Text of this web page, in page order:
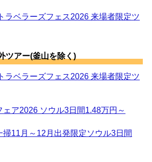
ラベラーズフェス2026 来場者限定ツ
ツアー(釜山を除く)
ラベラーズフェス2026 来場者限定ツ
ェア2026 ソウル3日間1.48万円～
掃11月～12月出発限定ソウル3日間